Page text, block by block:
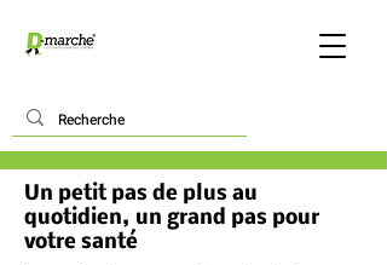
Un petit pas de plus au
quotidien, un grand pas pour
votre santé